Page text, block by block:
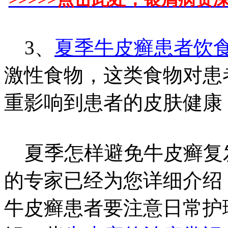
3、 夏季牛皮癣患者饮
激性食物，这类食物对
重影响到患者的皮肤健
夏季怎样避免牛皮癣复
的专家已经为您详细介
牛皮癣患者要注意日常